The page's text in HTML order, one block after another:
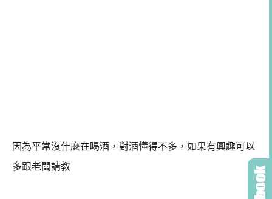
因為平常沒什麼在喝酒，對酒懂得不多，如果有興趣可以
多跟老闆請教